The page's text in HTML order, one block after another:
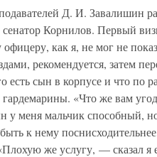
Д. И. Завалишин
Корнилов. Первый
как я, не мог не
рекомендуется, затем
есть сын в корпусе и что по
гардемарины. «Что же вам
меня мальчик способный,
к нему
«Плохую же услугу, — сказал